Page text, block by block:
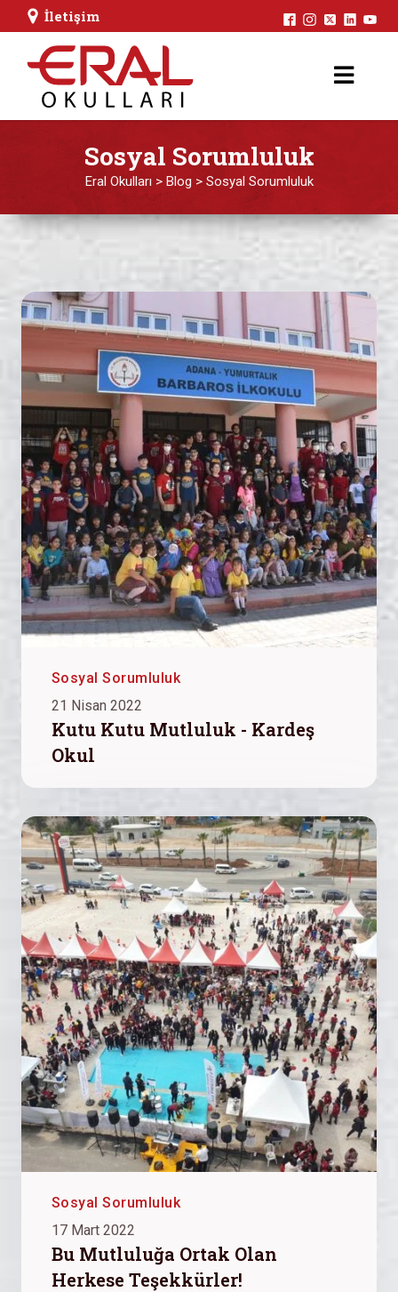
İletişim
Sosyal Sorumluluk
Eral Okulları > Blog > Sosyal Sorumluluk
Sosyal Sorumluluk
21 Nisan 2022
Kutu Kutu Mutluluk - Kardeş
Okul
Sosyal Sorumluluk
17 Mart 2022
Bu Mutluluğa Ortak Olan
Herkese Teşekkürler!